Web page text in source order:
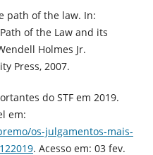
path of the law. In:
of the Law and its
Holmes Jr.
Press, 2007.
do STF em 2019.
em:
os-julgamentos-mais-
. Acesso em: 03 fev.